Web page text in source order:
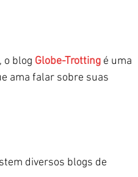
o blog Globe-Trotting é uma
ama falar sobre suas
diversos blogs de